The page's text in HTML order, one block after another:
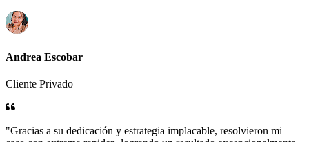
Andrea Escobar
Cliente Privado
"Gracias a su dedicación y estrategia implacable, resolvieron mi